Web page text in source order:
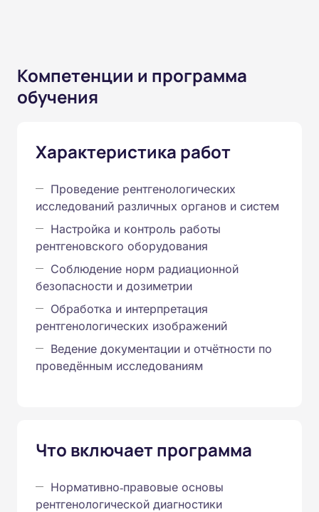
Компетенции и программа
обучения
Характеристика работ
Проведение рентгенологических
исследований различных органов и систем
Настройка и контроль работы
рентгеновского оборудования
Соблюдение норм радиационной
безопасности и дозиметрии
Обработка и интерпретация
рентгенологических изображений
Ведение документации и отчётности по
проведённым исследованиям
Что включает программа
Нормативно‑правовые основы
рентгенологической диагностики